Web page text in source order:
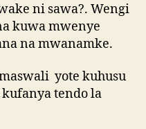
ni sawa?. Wengi
kuwa mwenye
na mwanamke.
yote kuhusu
tendo la